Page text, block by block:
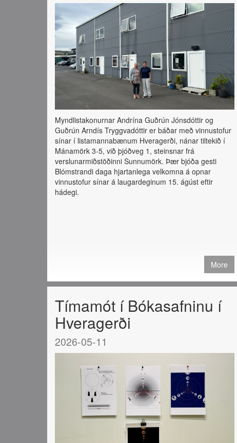
Myndlistakonurnar Andrína Guðrún Jónsdóttir og
Guðrún Arndís Tryggvadóttir er báðar með vinnustofur
sínar í listamannabænum Hveragerði, nánar tiltekið í
Mánamörk 3-5, við þjóðveg 1, steinsnar frá
verslunarmiðstöðinni Sunnumörk. Þær bjóða gesti
Blómstrandi daga hjartanlega velkomna á opnar
vinnustofur sínar á laugardeginum 15. ágúst eftir
hádegi.
More
Tímamót í Bókasafninu í
Hveragerði
2026-05-11